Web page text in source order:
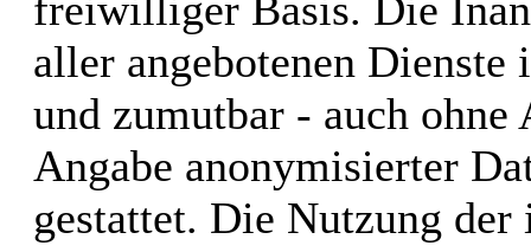
freiwilliger Basis. Die
aller angebotenen
und zumutbar - auch ohne
Angabe anonymisierter
gestattet. Die Nutzung der